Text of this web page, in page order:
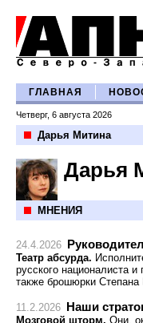
ГЛАВНАЯ
Четверг, 6 августа 2026
Дарья Митина
Дарья
МНЕНИЯ
24.4.2026
Театр абсурда.
русского националиста
также брошюрки Степана
11.2.2026 Наши
Мозговой шторм. Они,